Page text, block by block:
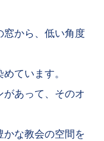
窓から、低い角度
ています。
あって、そのオ
な教会の空間を